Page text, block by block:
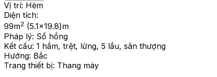
Vị trí: Hẻm
Diện tích:
99m2 (5.1x19.8)m
Pháp lý: Sổ hồng
Kết cấu: 1 hầm, trệt, lửng, 5 lầu, sân thượng
Hướng: Bắc
Trang thiết bị: Thang máy